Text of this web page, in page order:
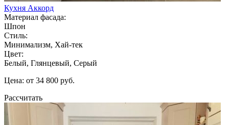
Кухня Аккорд
Материал фасада:
Шпон
Стиль:
Минимализм, Хай-тек
Цвет:
Белый, Глянцевый, Серый
Цена: от 34 800 руб.
Рассчитать